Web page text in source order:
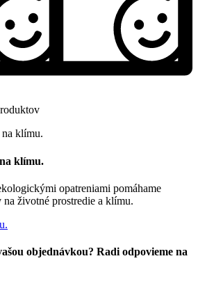
klímu.
opatreniami pomáhame
životné prostredie a klímu.
objednávkou? Radi odpovieme na